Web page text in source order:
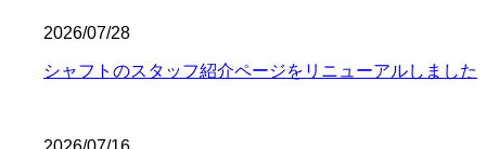
2026/07/28
シャフトのスタッフ紹介ページをリニューアルしました